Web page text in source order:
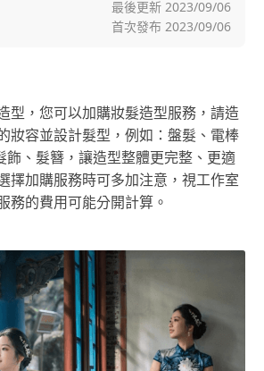
最後更新 2023/09/06
首次發布 2023/09/06
型，您可以加購妝髮造型服務，請造
妝容並設計髮型，例如：盤髮、電棒
飾、髮簪，讓造型整體更完整、更適
擇加購服務時可多加注意，視工作室
務的費用可能分開計算。